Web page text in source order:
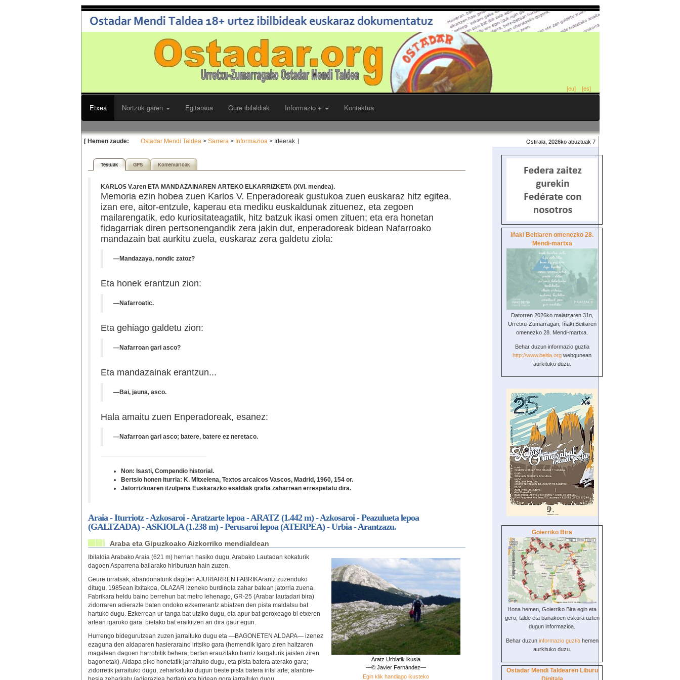
[eu] [es]
Etxea Nortzuk garen Egitaraua Gure ibilaldiak Informazio + Kontaktua
[ Hemen zaude: Ostadar Mendi Taldea > Sarrera > Informazioa > Irteerak ] Ostirala, 2026ko abuztuak 7
Iñaki Beitiaren omenezko 28.
Mendi-martxa
Datorren 2026ko maiatzaren 31n,
Urretxu-Zumarragan, Iñaki Beitiaren
omenezko 28. Mendi-martxa.
Behar duzun informazio guztia
http://www.beitia.org webgunean
aurkituko duzu.
Goierriko Bira
Hona hemen, Goierriko Bira egin eta
gero, talde eta banakoen eskura uzten
dugun informazioa.
Behar duzun informazio guztiahemen
aurkituko duzu.
Ostadar Mendi Taldearen Liburu
Testuak GPS Komentarioak
KARLOS V.aren ETA MANDAZAINAREN ARTEKO ELKARRIZKETA (XVI. mendea).
Memoria ezin hobea zuen Karlos V. Enperadoreak gustukoa zuen euskaraz hitz egitea,
izan ere, aitor-entzule, kaperau eta mediku euskaldunak zituenez, eta zegoen
mailarengatik, edo kuriositateagatik, hitz batzuk ikasi omen zituen; eta era honetan
fidagarriak diren pertsonengandik zera jakin dut, enperadoreak bidean Nafarroako
mandazain bat aurkitu zuela, euskaraz zera galdetu ziola:
—Mandazaya, nondic zatoz?
Eta honek erantzun zion:
—Nafarroatic.
Eta gehiago galdetu zion:
—Nafarroan gari asco?
Eta mandazainak erantzun...
—Bai, jauna, asco.
Hala amaitu zuen Enperadoreak, esanez:
—Nafarroan gari asco; batere, batere ez neretaco.
Non: Isasti, Compendio historial.
Bertsio honen iturria: K. Mitxelena, Textos arcaicos Vascos, Madrid, 1960, 154 or.
Jatorrizkoaren itzulpena Euskarazko esaldiak grafia zaharrean errespetatu dira.
Araia - Iturriotz - Azkosaroi - Aratzarte lepoa - ARATZ (1.442 m) - Azkosaroi - Peazulueta lepoa
(GALTZADA) - ASKIOLA (1.238 m) - Perusaroi lepoa (ATERPEA) - Urbia - Arantzazu.
Araba eta Gipuzkoako Aizkorriko mendialdean
Aratz Urbiatik ikusia
—© Javier Fernández—
Egin klik handiago ikusteko
Ibilaldia Arabako Araia (621 m) herrian hasiko dugu, Arabako Lautadan kokaturik
dagoen Asparrena bailarako hiriburuan hain zuzen.
Geure urratsak, abandonaturik dagoen AJURIARREN FABRIKArantz zuzenduko
ditugu, 1985ean itxitakoa, OLAZAR izeneko burdinola zahar batean jatorria zuena.
Fabrikara heldu baino berrehun bat metro lehenago, GR-25 (Arabar lautadari bira)
zidorraren adierazle baten ondoko ezkerrerantz abiatzen den pista maldatsu bat
hartuko dugu. Ezkerrean ur-tanga bat utziko dugu, eta apur bat geroxeago bi etxeren
artean igaroko gara: bietako bat eraikitzen ari dira gaur egun.
Hurrengo bidegurutzean zuzen jarraituko dugu eta —BAGONETEN ALDAPA— izenez
ezaguna den aldaparen hasieraraino iritsiko gara (hemendik igaro ziren haitzaren
magalean dagoen harrobitik behera, bertan erauzitako harriz kargaturik jaisten ziren
bagonetak). Aldapa piko honetatik jarraituko dugu, eta pista batera aterako gara;
zidorretik jarraituko dugu, zeharkatuko dugun beste pista batera iritsi arte; alanbre-